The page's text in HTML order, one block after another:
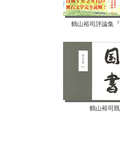
鶴山裕司評論集
鶴山裕司